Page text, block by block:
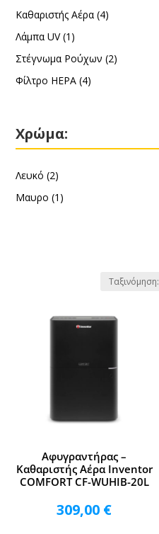
Καθαριστής Αέρα (4)
Λάμπα UV (1)
Στέγνωμα Ρούχων (2)
Φίλτρο HEPA (4)
Χρώμα:
Λευκό (2)
Μαυρο (1)
Αφυγραντήρας –
Καθαριστής Αέρα Inventor
COMFORT CF-WUHIB-20L
309,00 €